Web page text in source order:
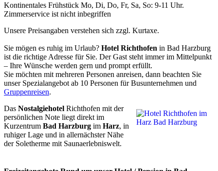
Kontinentales Frühstück Mo, Di, Do, Fr, Sa, So: 9-11 Uhr.
Zimmerservice ist nicht inbegriffen
Unsere Preisangaben verstehen sich zzgl. Kurtaxe.
Sie mögen es ruhig im Urlaub? Hotel Richthofen in Bad Harzburg
ist die richtige Adresse für Sie. Der Gast steht immer im Mittelpunkt
– Ihre Wünsche werden gern und prompt erfüllt.
Sie möchten mit mehreren Personen anreisen, dann beachten Sie
unser Spezialangebot ab 10 Personen für Busunternehmen und
Gruppenreisen.
Das Nostalgiehotel Richthofen mit der
persönlichen Note liegt direkt im
Kurzentrum Bad Harzburg im Harz, in
ruhiger Lage und in allernächster Nähe
der Soletherme mit Saunaerlebniswelt.